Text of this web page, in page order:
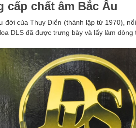
cấp chất âm Bắc Âu
đời của Thụy Điển (thành lập từ 1970),
DLS đã được trưng bày và lấy làm dòng